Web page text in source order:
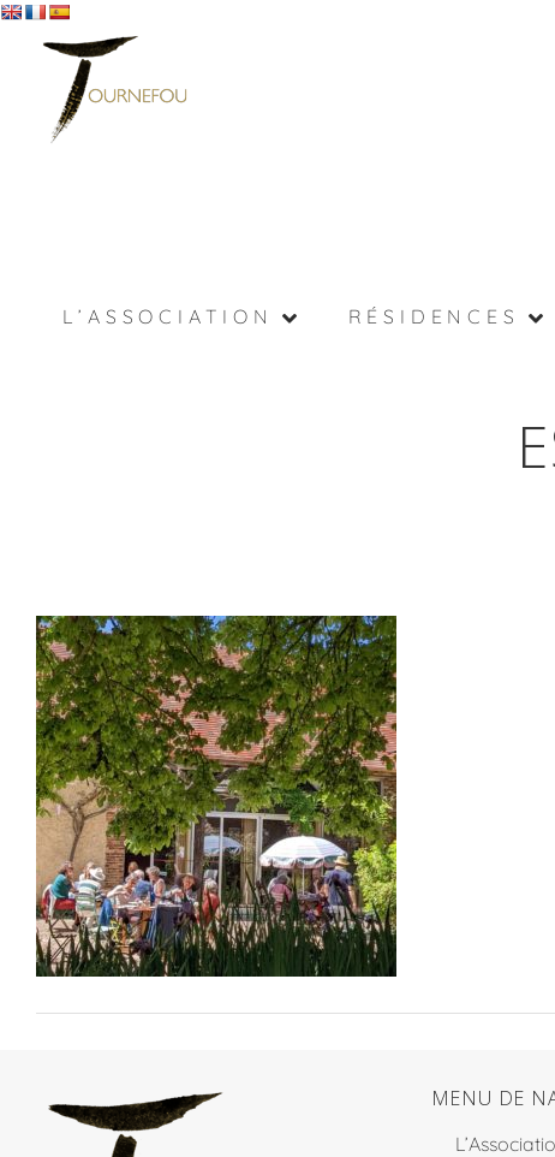
L’ASSOCIATION RÉSIDENCES
MENU DE